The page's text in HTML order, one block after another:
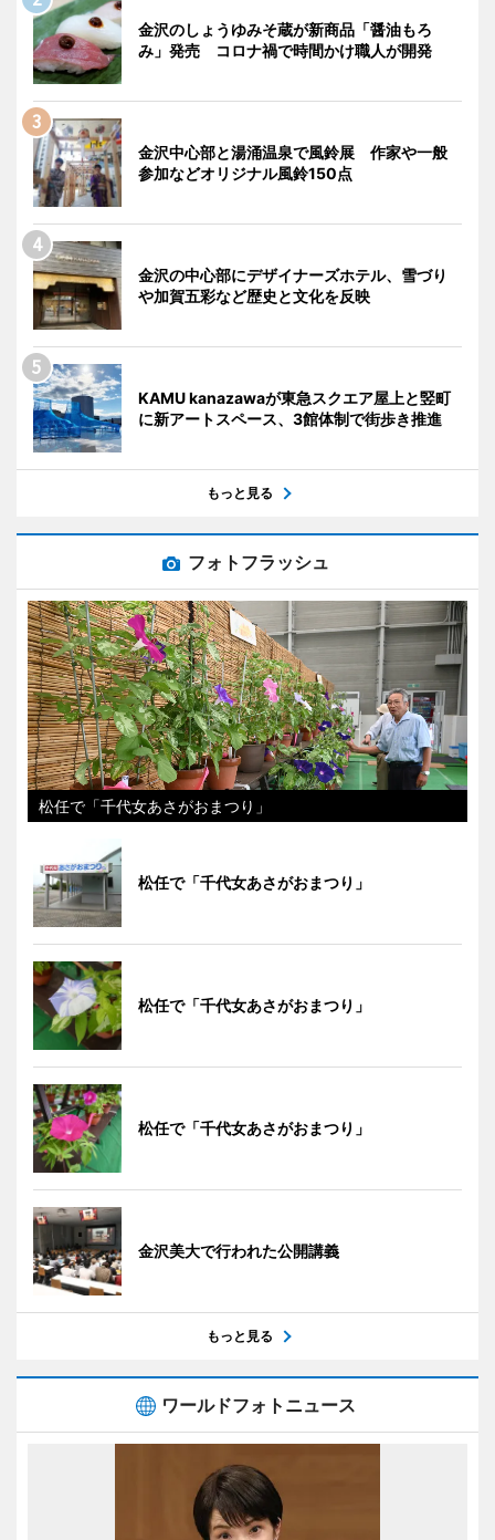
金沢のしょうゆみそ蔵が新商品「醤油もろ
み」発売 コロナ禍で時間かけ職人が開発
金沢中心部と湯涌温泉で風鈴展 作家や一般
参加などオリジナル風鈴150点
金沢の中心部にデザイナーズホテル、雪づり
や加賀五彩など歴史と文化を反映
KAMU kanazawaが東急スクエア屋上と竪町
に新アートスペース、3館体制で街歩き推進
もっと見る
フォトフラッシュ
松任で「千代女あさがおまつり」
松任で「千代女あさがおまつり」
松任で「千代女あさがおまつり」
松任で「千代女あさがおまつり」
金沢美大で行われた公開講義
もっと見る
ワールドフォトニュース